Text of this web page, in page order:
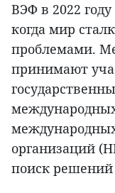
ВЭФ в 2022
когда мир
проблемами.
принимают
организаций
поиск